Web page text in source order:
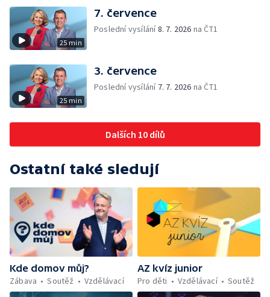
25 min
7. července
Poslední vysílání8. 7. 2026 na ČT1
25 min
3. července
Poslední vysílání 7. 7. 2026 na ČT1
Dalších 10 dílů
Ostatní také sledují
Kde domov můj?
Zábava
Soutěž Vzdělávací
AZ kvíz junior
Pro děti
Vzdělávací Soutěž